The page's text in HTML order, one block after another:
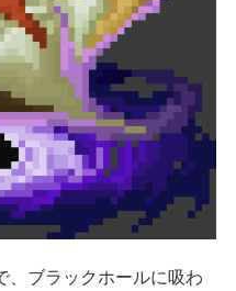
、ブラックホールに吸わ